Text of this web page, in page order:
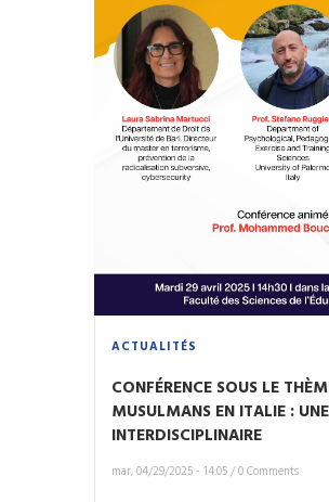
ACTUALITÉS
CONFÉRENCE SOUS LE
MUSULMANS EN ITALIE :
INTERDISCIPLINAIRE
mar, 04/29/2025 - 14:05/0 Comments